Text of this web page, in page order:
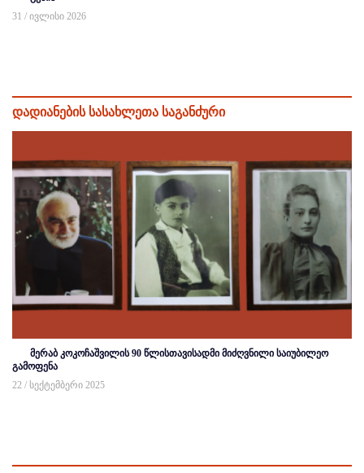
31 / ივლისი 2026
დადიანების სასახლეთა საგანძური
მერაბ კოკოჩაშვილის 90 წლისთავისადმი მიძღვნილი საიუბილეო
გამოფენა
22 / სექტემბერი 2025